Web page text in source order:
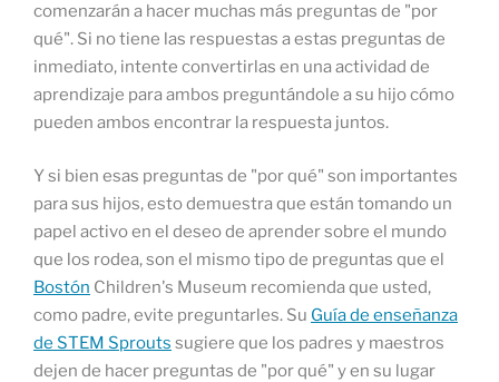
comenzarán a hacer muchas más preguntas de "por
qué". Si no tiene las respuestas a estas preguntas de
inmediato, intente convertirlas en una actividad de
aprendizaje para ambos preguntándole a su hijo cómo
pueden ambos encontrar la respuesta juntos.
Y si bien esas preguntas de "por qué" son importantes
para sus hijos, esto demuestra que están tomando un
papel activo en el deseo de aprender sobre el mundo
que los rodea, son el mismo tipo de preguntas que el
Bostón Children's Museum recomienda que usted,
como padre, evite preguntarles. Su Guía de enseñanza
de STEM Sprouts sugiere que los padres y maestros
dejen de hacer preguntas de "por qué" y en su lugar